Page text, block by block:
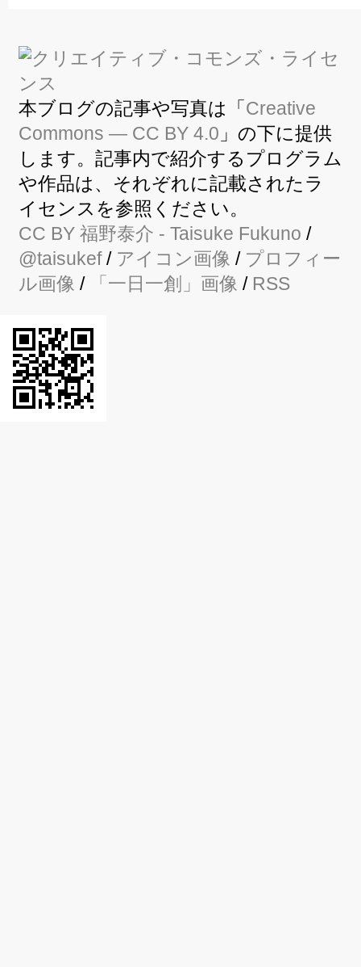
本ブログの記事や写真は「 Creative
Commons — CC BY 4.0 」の下に提供
します。記事内で紹介するプログラム
や作品は、それぞれに記載されたラ
イセンスを参照ください。
CC BY 福野泰介 - Taisuke Fukuno /
@taisukef/ アイコン画像 / プロフィー
ル画像 / 「一日一創」画像 / RSS